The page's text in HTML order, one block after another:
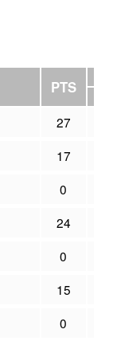
PTS
27
17
0
24
0
15
0